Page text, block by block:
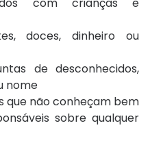
doces, dinheiro ou
de desconhecidos,
nome
que não conheçam bem
sobre qualquer